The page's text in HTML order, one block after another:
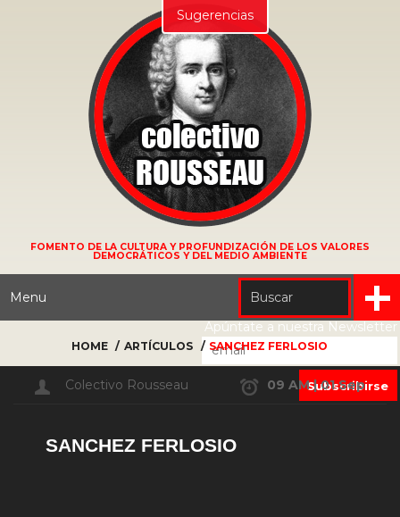
FOMENTO DE LA CULTURA Y PROFUNDIZACIÓN DE LOS VALORES
DEMOCRÁTICOS Y DEL MEDIO AMBIENTE
Menu
Apúntate a nuestra Newsletter
HOME ARTÍCULOS SANCHEZ FERLOSIO
Colectivo Rousseau 09 AM | 01 Sep
SANCHEZ FERLOSIO
Sugerencias